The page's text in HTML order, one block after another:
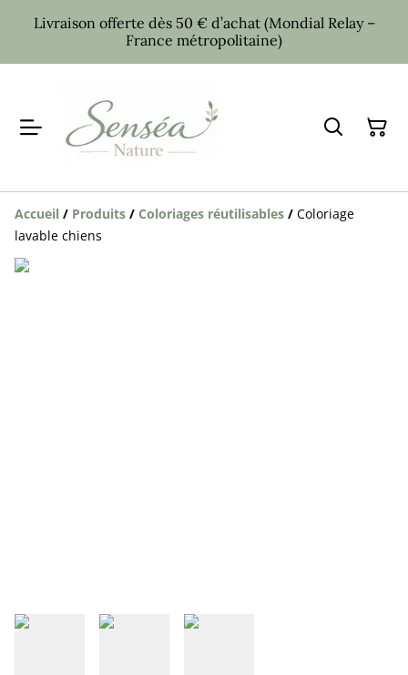
Livraison offerte dès 50 € d’achat (Mondial Relay –
France métropolitaine)
Accueil / Produits / Coloriages réutilisables / Coloriage
lavable chiens